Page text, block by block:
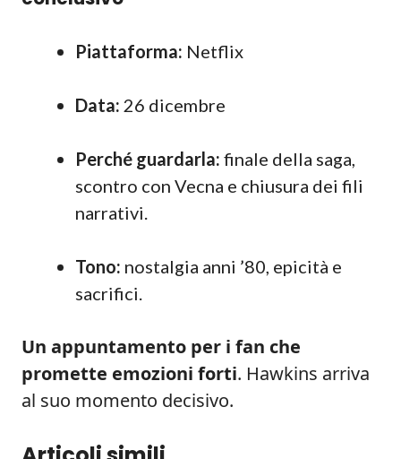
Piattaforma: Netflix
Data: 26 dicembre
Perché guardarla: finale della saga,
scontro con Vecna e chiusura dei fili
narrativi.
Tono: nostalgia anni ’80, epicità e
sacrifici.
Un appuntamento per i fan che
promette emozioni forti. Hawkins arriva
al suo momento decisivo.